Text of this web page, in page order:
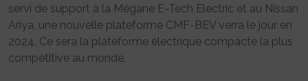
servi de support à la Mégane E-Tech Electric et au Nissan
Ariya, une nouvelle plateforme CMF-BEV verra le jour en
2024. Ce sera la plateforme électrique compacte la plus
compétitive au monde.